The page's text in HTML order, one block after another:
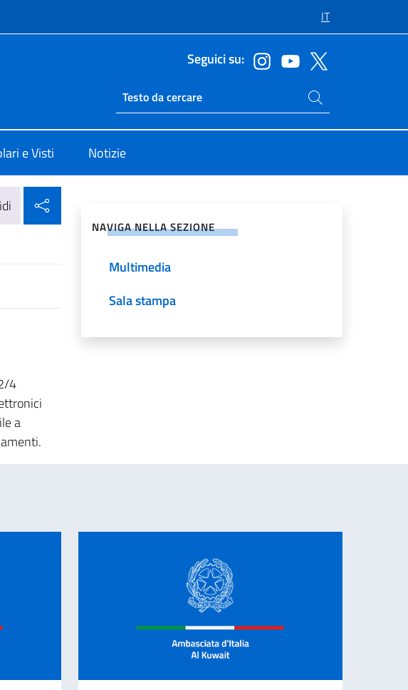
IT
Seguici su:
Ricerca sito live
Cerca nel sito
e Visti Notizie
4
a
NAVIGA NELLA SEZIONE
Multimedia
Sala stampa